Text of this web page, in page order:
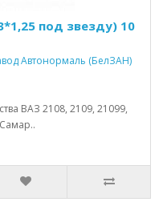
под звезду) 10
Автонормаль (БелЗАН)
ВАЗ 2108, 2109, 21099,